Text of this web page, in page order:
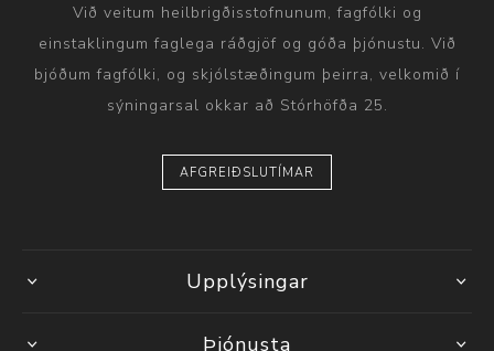
Við veitum heilbrigðisstofnunum, fagfólki og
einstaklingum faglega ráðgjöf og góða þjónustu. Við
bjóðum fagfólki, og skjólstæðingum þeirra, velkomið í
sýningarsal okkar að Stórhöfða 25.
AFGREIÐSLUTÍMAR
Upplýsingar
Þjónusta